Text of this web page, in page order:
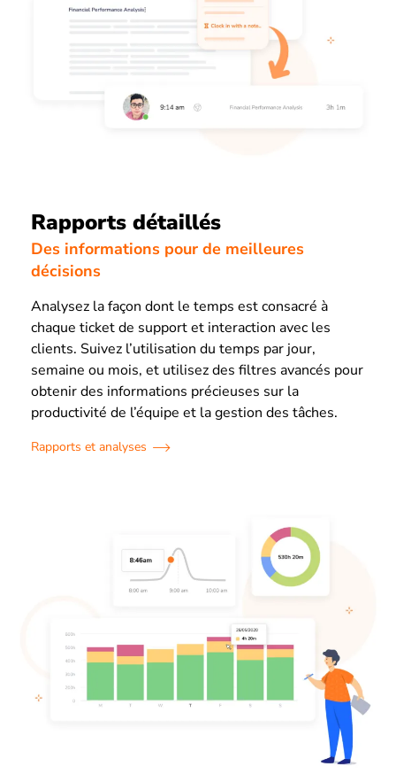
Rapports détaillés
Des informations pour de meilleures
décisions
Analysez la façon dont le temps est consacré à
chaque ticket de support et interaction avec les
clients. Suivez l’utilisation du temps par jour,
semaine ou mois, et utilisez des filtres avancés pour
obtenir des informations précieuses sur la
productivité de l’équipe et la gestion des tâches.
Rapports et analyses